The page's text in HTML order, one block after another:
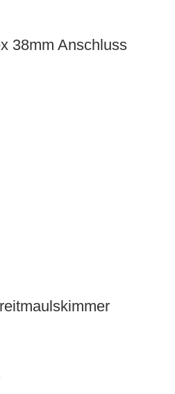
38mm Anschluss